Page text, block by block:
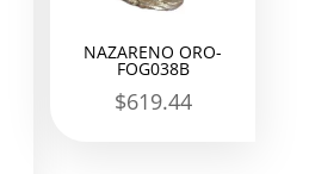
NAZARENO ORO-
FOG038B
$619.44